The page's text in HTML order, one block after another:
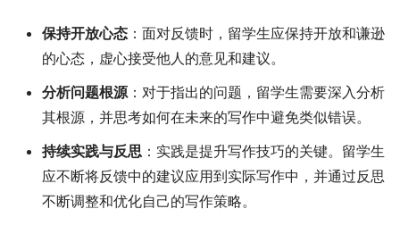
保持开放心态 ：面对反馈时，留学生应保持开放和谦逊
的心态，虚心接受他人的意见和建议。
分析问题根源：对于指出的问题，留学生需要深入分析
其根源，并思考如何在未来的写作中避免类似错误。
持续实践与反思 ：实践是提升写作技巧的关键。留学生
应不断将反馈中的建议应用到实际写作中，并通过反思
不断调整和优化自己的写作策略。